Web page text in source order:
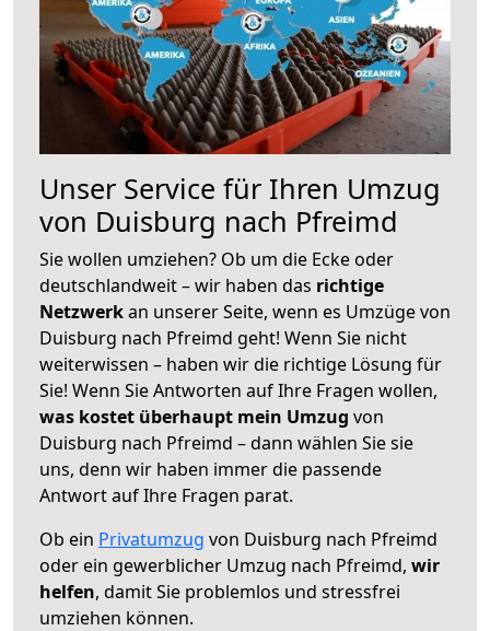
Unser Service für Ihren Umzug
von Duisburg nach Pfreimd
Sie wollen umziehen? Ob um die Ecke oder
deutschlandweit – wir haben das richtige
Netzwerkan unserer Seite, wenn es Umzüge von
Duisburg nach Pfreimd geht! Wenn Sie nicht
weiterwissen – haben wir die richtige Lösung für
Sie! Wenn Sie Antworten auf Ihre Fragen wollen,
was kostet überhaupt mein Umzug von
Duisburg nach Pfreimd – dann wählen Sie sie
uns, denn wir haben immer die passende
Antwort auf Ihre Fragen parat.
Ob ein Privatumzug von Duisburg nach Pfreimd
oder ein gewerblicher Umzug nach Pfreimd, wir
helfen, damit Sie problemlos und stressfrei
umziehen können.